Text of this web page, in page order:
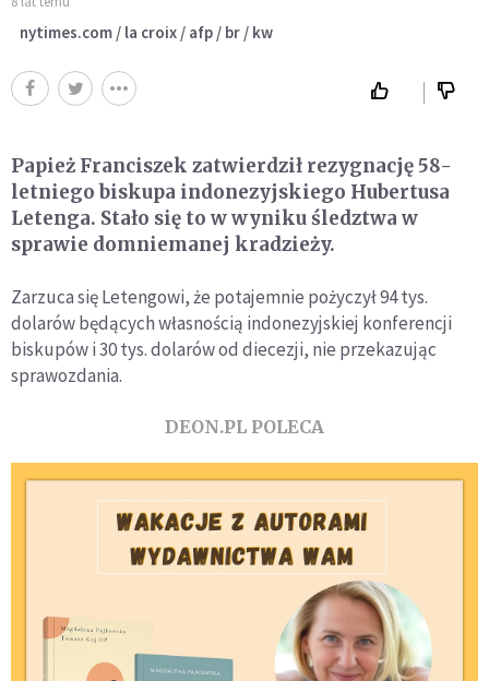
nytimes.com / la croix / afp / br / kw
Papież Franciszek zatwierdził rezygnację 58-
letniego biskupa indonezyjskiego Hubertusa
Letenga. Stało się to w wyniku śledztwa w
sprawie domniemanej kradzieży.
Zarzuca się Letengowi, że potajemnie pożyczył 94 tys.
dolarów będących własnością indonezyjskiej konferencji
biskupów i 30 tys. dolarów od diecezji, nie przekazując
sprawozdania.
DEON.PL POLECA